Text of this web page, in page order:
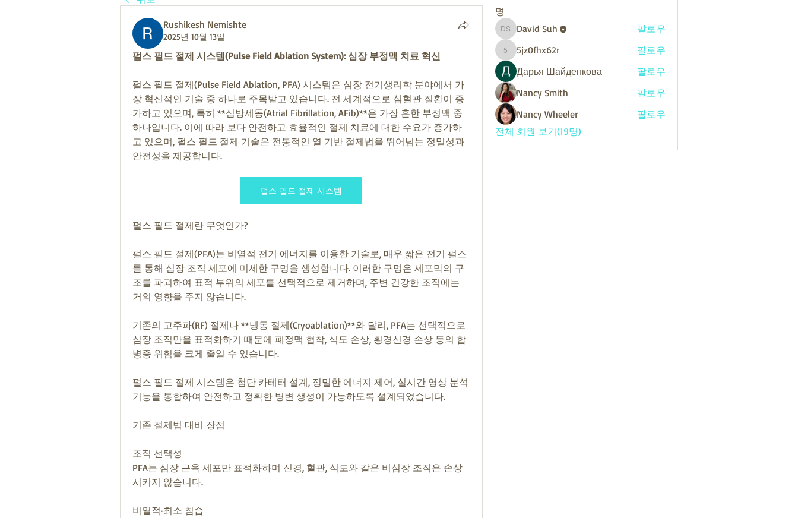
Rushikesh Nemishte
2025년 10월 13일
펄스 필드 절제 시스템(Pulse Field Ablation System): 심장 부정맥 치료 혁신
펄스 필드 절제(Pulse Field Ablation, PFA) 시스템은 심장 전기생리학 분야에서 가
장 혁신적인 기술 중 하나로 주목받고 있습니다. 전 세계적으로 심혈관 질환이 증
가하고 있으며, 특히 **심방세동(Atrial Fibrillation, AFib)**은 가장 흔한 부정맥 중
하나입니다. 이에 따라 보다 안전하고 효율적인 절제 치료에 대한 수요가 증가하
고 있으며, 펄스 필드 절제 기술은 전통적인 열 기반 절제법을 뛰어넘는 정밀성과
안전성을 제공합니다.
펄스 필드 절제 시스템
펄스 필드 절제란 무엇인가?
펄스 필드 절제(PFA)는 비열적 전기 에너지를 이용한 기술로, 매우 짧은 전기 펄스
를 통해 심장 조직 세포에 미세한 구멍을 생성합니다. 이러한 구멍은 세포막의 구
조를 파괴하여 표적 부위의 세포를 선택적으로 제거하며, 주변 건강한 조직에는
거의 영향을 주지 않습니다.
기존의 고주파(RF) 절제나 **냉동 절제(Cryoablation)**와 달리, PFA는 선택적으로
심장 조직만을 표적화하기 때문에 폐정맥 협착, 식도 손상, 횡경신경 손상 등의 합
병증 위험을 크게 줄일 수 있습니다.
펄스 필드 절제 시스템은 첨단 카테터 설계, 정밀한 에너지 제어, 실시간 영상 분석
기능을 통합하여 안전하고 정확한 병변 생성이 가능하도록 설계되었습니다.
기존 절제법 대비 장점
조직 선택성
PFA는 심장 근육 세포만 표적화하며 신경, 혈관, 식도와 같은 비심장 조직은 손상
시키지 않습니다.
비열적·최소 침습
명
David Suh
David Suh 팔로우
5jz0fhx62r
5jz0fhx62r
팔로우
Дарья Шайденкова
팔로우
Nancy Smith
팔로우
Nancy Wheeler
팔로우
전체 회원 보기(19명)